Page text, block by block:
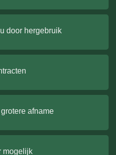
door hergebruik
afname
mogelijk